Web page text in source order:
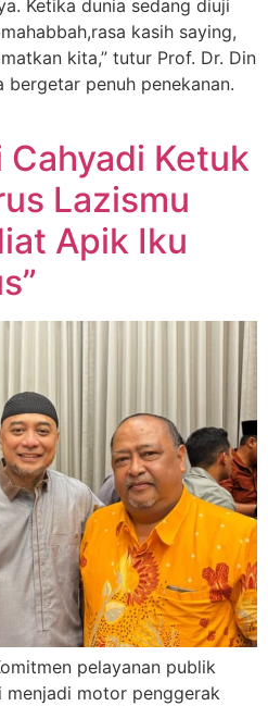
Ketika dunia sedang diuji
kasih saying,
kita,” tutur Prof. Dr. Din
bergetar penuh penekanan.
Cahyadi Ketuk
Lazismu
Apik Iku
pelayanan publik
menjadi motor penggerak